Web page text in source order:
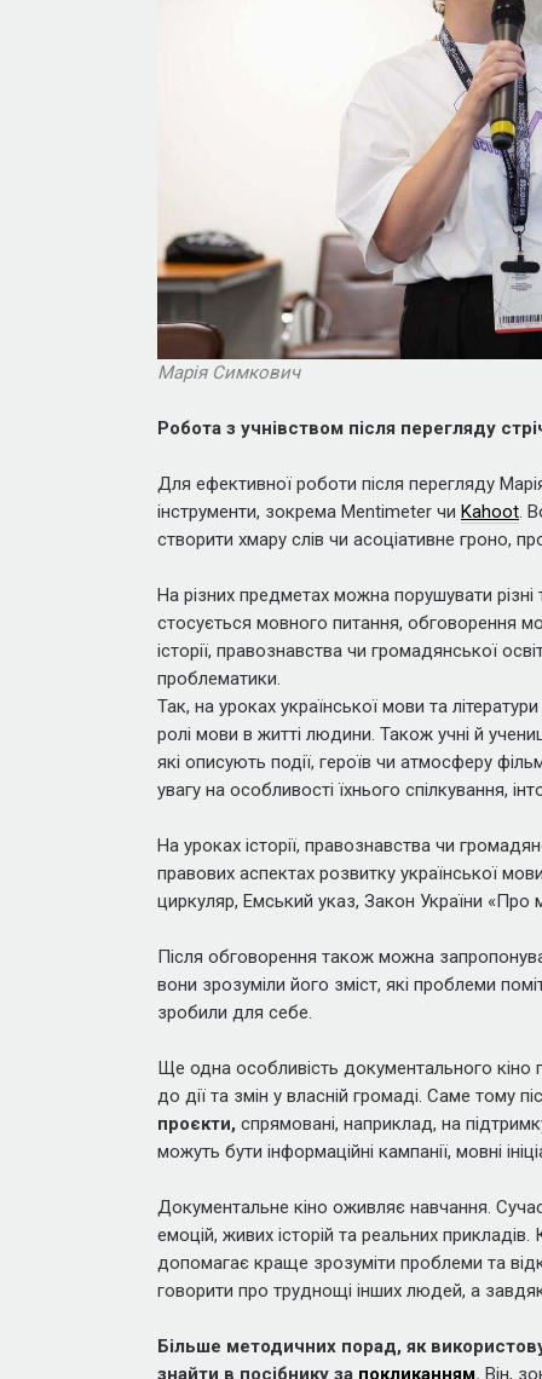
Марія Симкович
Робота з учнівством після перегляду
Для ефективної роботи після перегляду
інструменти, зокрема Mentimeter чи Kahoot.
створити хмару слів чи асоціативне гроно,
На різних предметах можна порушувати
стосується мовного питання, обговорення
історії, правознавства чи громадянської
проблематики.
Так, на уроках української мови та
ролі мови в житті людини. Також учні й
які описують події, героїв чи атмосферу
увагу на особливості їхнього спілкування,
На уроках історії, правознавства чи
правових аспектах розвитку української
циркуляр, Емський указ, Закон України
Після обговорення також можна
вони зрозуміли його зміст, які проблеми
зробили для себе.
Ще одна особливість документального
до дії та змін у власній громаді. Саме тому
проєкти, спрямовані, наприклад, на
можуть бути інформаційні кампанії, мовні
Документальне кіно оживляє навчання.
емоцій, живих історій та реальних
допомагає краще зрозуміти проблеми та
говорити про труднощі інших людей, а
Більше методичних порад, як
знайти в посібнику за покликанням. Він,